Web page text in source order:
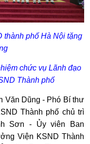
thành phố Hà Nội tặng
chức vụ Lãnh đạo
Thành phố
Dũng - Phó Bí thư
Thành phố chủ trì
Sơn - Ủy viên Ban
Viện KSND Thành